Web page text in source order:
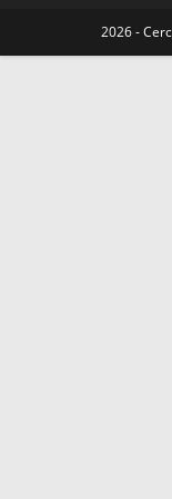
2026 -